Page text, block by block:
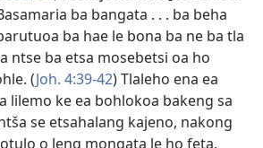
ba bangata . . . ba beha
ba hae le bona ba ne ba tla
ntse ba etsa mosebetsi oa ho
(Joh. 4:39-42) Tlaleho ena ea
lilemo ke ea bohlokoa bakeng sa
se etsahalang kajeno, nakong
o leng mongata le ho feta.